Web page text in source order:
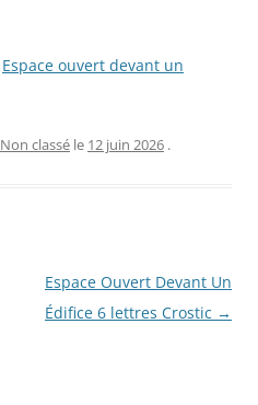
Espace ouvert devant un
Non classé le 12 juin 2026 .
Espace Ouvert Devant Un
Édifice 6 lettres Crostic →